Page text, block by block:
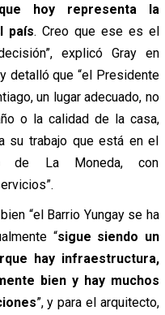
hoy representa la
país. Creo que ese es el
explicó Gray en
detalló que “el Presidente
un lugar adecuado, no
o la calidad de la casa,
su trabajo que está en el
de La Moneda, con
“el Barrio Yungay se ha
“sigue siendo un
hay infraestructura,
bien y hay muchos
”, y para el arquitecto,